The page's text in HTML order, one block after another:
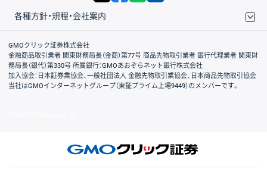
各種方針・規程・会社案内
取引規程・約款
サイトマップ
その他のご案内
個人情報保護方針
最良執行方針
サイトのご利用について
ディスクレイマー
信託保全
リスク説明
会社案内
GMOクリック証券株式会社
金融商品取引業者 関東財務局長（金商）第77号 商品先物取引業者 銀行代理業者 関東財
務局長（銀代）第330号 所属銀行：GMOあおぞらネット銀行株式会社
加入協会：日本証券業協会、一般社団法人 金融先物取引業協会、日本商品先物取引協会
当社はGMOインターネットグループ（東証プライム上場9449）のメンバーです。